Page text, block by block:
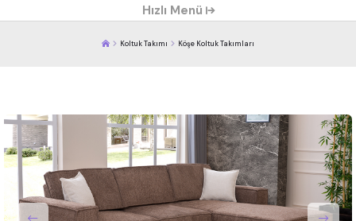
Hızlı Menü
Koltuk Takımı Köşe Koltuk Takımları